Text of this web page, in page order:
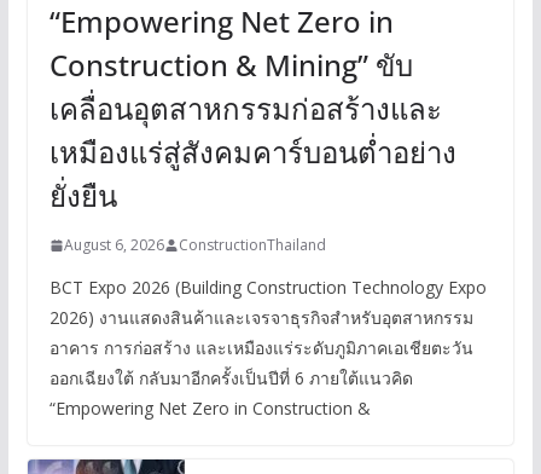
“Empowering Net Zero in
Construction & Mining” ขับ
เคลื่อนอุตสาหกรรมก่อสร้างและ
เหมืองแร่สู่สังคมคาร์บอนต่ำอย่าง
ยั่งยืน
August 6, 2026 ConstructionThailand
BCT Expo 2026 (Building Construction Technology Expo
2026) งานแสดงสินค้าและเจรจาธุรกิจสำหรับอุตสาหกรรม
อาคาร การก่อสร้าง และเหมืองแร่ระดับภูมิภาคเอเชียตะวัน
ออกเฉียงใต้ กลับมาอีกครั้งเป็นปีที่ 6 ภายใต้แนวคิด
“Empowering Net Zero in Construction &